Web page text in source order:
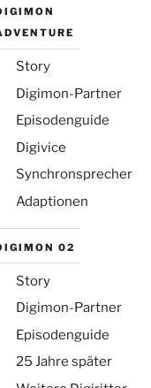
Story
Digimon-Partner
Episodenguide
Digivice
Synchronsprecher
Adaptionen
02
Story
Digimon-Partner
Episodenguide
25 Jahre später